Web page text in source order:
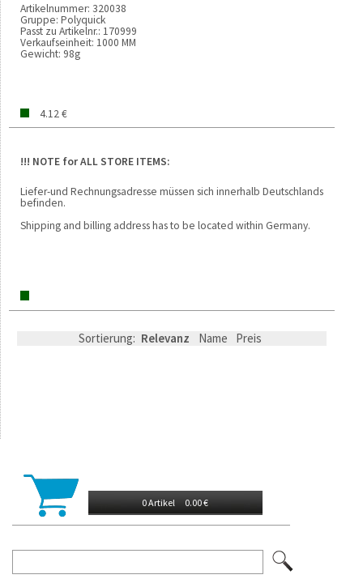
0 Artikel 0.00 €
Artikelnummer: 320038
Gruppe: Polyquick
Passt zu Artikelnr.: 170999
Verkaufseinheit: 1000 MM
Gewicht: 98g
4.12 €
!!! NOTE for ALL STORE ITEMS:
Liefer-und Rechnungsadresse müssen sich innerhalb Deutschlands
befinden.
Shipping and billing address has to be located within Germany.
Sortierung: Relevanz Name Preis